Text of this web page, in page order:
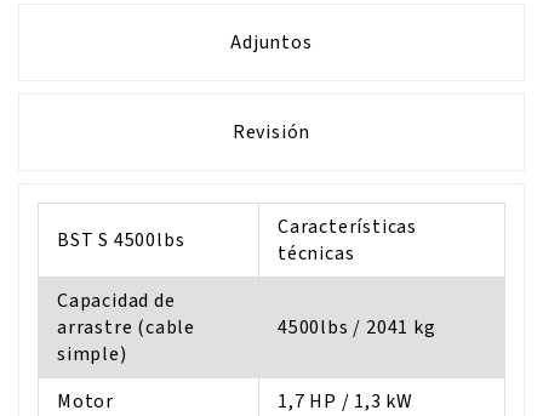
Adjuntos
Revisión
BST S 4500lbs
Características
técnicas
Capacidad de
arrastre (cable
simple)
4500lbs / 2041 kg
Motor 1,7 HP / 1,3 kW